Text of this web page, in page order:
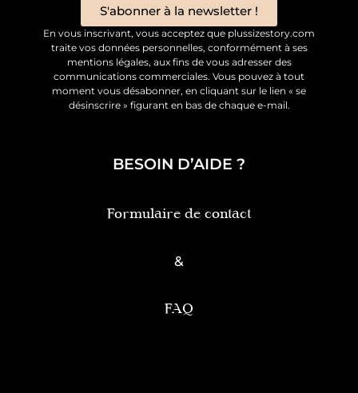
S'abonner à la newsletter !
En vous inscrivant, vous acceptez que plussizestory.com
traite vos données personnelles, conformément à ses
mentions légales, aux fins de vous adresser des
communications commerciales. Vous pouvez à tout
moment vous désabonner, en cliquant sur le lien « se
désinscrire » figurant en bas de chaque e-mail.
BESOIN D’AIDE ?
Formulaire de contact
&
FAQ